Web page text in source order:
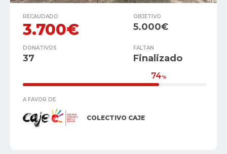
RECAUDADO
3.700€
OBJETIVO
5.000€
DONATIVOS
37
FALTAN
Finalizado
74%
A FAVOR DE
COLECTIVO CAJE